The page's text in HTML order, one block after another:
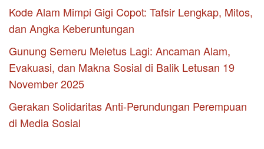
Kode Alam Mimpi Gigi Copot: Tafsir Lengkap, Mitos,
dan Angka Keberuntungan
Gunung Semeru Meletus Lagi: Ancaman Alam,
Evakuasi, dan Makna Sosial di Balik Letusan 19
November 2025
Gerakan Solidaritas Anti-Perundungan Perempuan
di Media Sosial